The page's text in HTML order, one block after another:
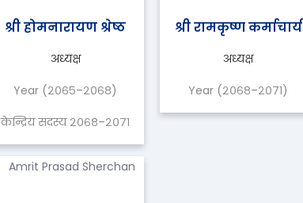
श्री होमनारायण श्रेष्ठ
अध्यक्ष
Year (२०६५–२०६८)
केन्द्रिय सदस्य २०६८–२०७१
श्री रामकृष्ण कर्माचार्य
अध्यक्ष
Year (२०६८–२०७१)